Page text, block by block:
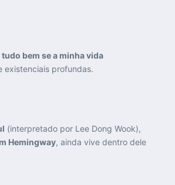
tudo bem se a minha vida
existenciais profundas.
(interpretado por Lee Dong Wook),
Hemingway, ainda vive dentro dele